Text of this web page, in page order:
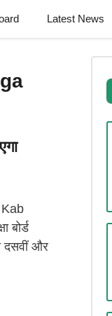
Latest News
बोर्ड
दसवीं और